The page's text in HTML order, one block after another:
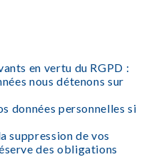
en vertu du RGPD :
nous détenons sur
personnelles si
suppression de vos
des obligations